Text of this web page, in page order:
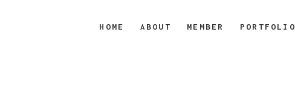
HOME ABOUT MEMBER PORTFOLIO